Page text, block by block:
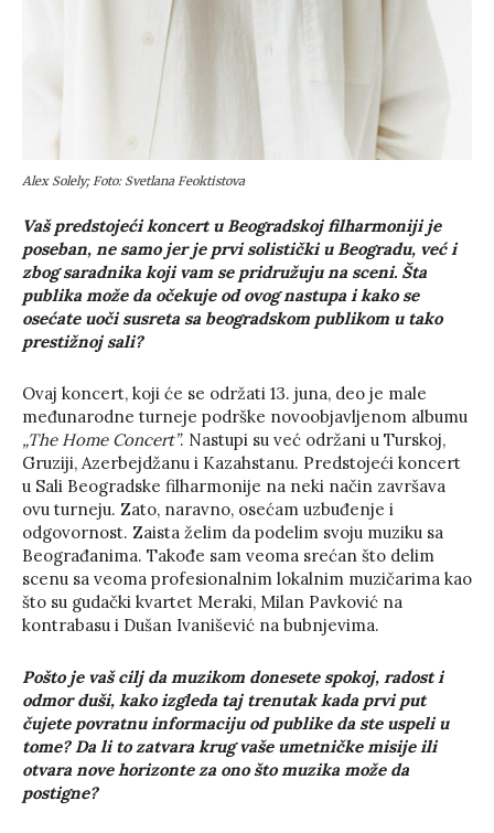
Alex Solely; Foto: Svetlana Feoktistova
Vaš predstojeći koncert u Beogradskoj filharmoniji je
poseban, ne samo jer je prvi solistički u Beogradu, već i
zbog saradnika koji vam se pridružuju na sceni. Šta
publika može da očekuje od ovog nastupa i kako se
osećate uoči susreta sa beogradskom publikom u tako
prestižnoj sali?
Ovaj koncert, koji će se održati 13. juna, deo je male
međunarodne turneje podrške novoobjavljenom albumu
„The Home Concert”. Nastupi su već održani u Turskoj,
Gruziji, Azerbejdžanu i Kazahstanu. Predstojeći koncert
u Sali Beogradske filharmonije na neki način završava
ovu turneju. Zato, naravno, osećam uzbuđenje i
odgovornost. Zaista želim da podelim svoju muziku sa
Beograđanima. Takođe sam veoma srećan što delim
scenu sa veoma profesionalnim lokalnim muzičarima kao
što su gudački kvartet Meraki, Milan Pavković na
kontrabasu i Dušan Ivanišević na bubnjevima.
Pošto je vaš cilj da muzikom donesete spokoj, radost i
odmor duši, kako izgleda taj trenutak kada prvi put
čujete povratnu informaciju od publike da ste uspeli u
tome? Da li to zatvara krug vaše umetničke misije ili
otvara nove horizonte za ono što muzika može da
postigne?